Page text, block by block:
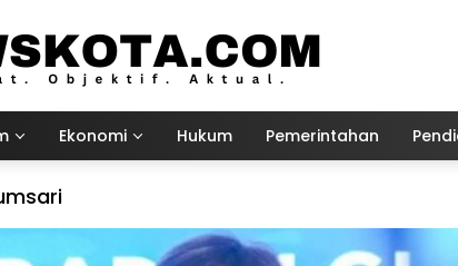
Ekonomi Hukum Pemerintahan